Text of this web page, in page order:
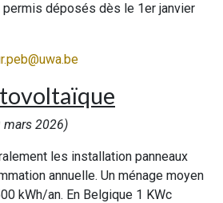
déposés dès le 1er janvier
mars 2026)
les installation panneaux
annuelle. Un ménage moyen
kWh/an. En Belgique 1 KWc